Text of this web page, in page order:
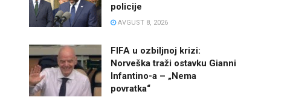
policije
AVGUST 8, 2026
FIFA u ozbiljnoj krizi:
Norveška traži ostavku Gianni
Infantino-a – „Nema
povratka“